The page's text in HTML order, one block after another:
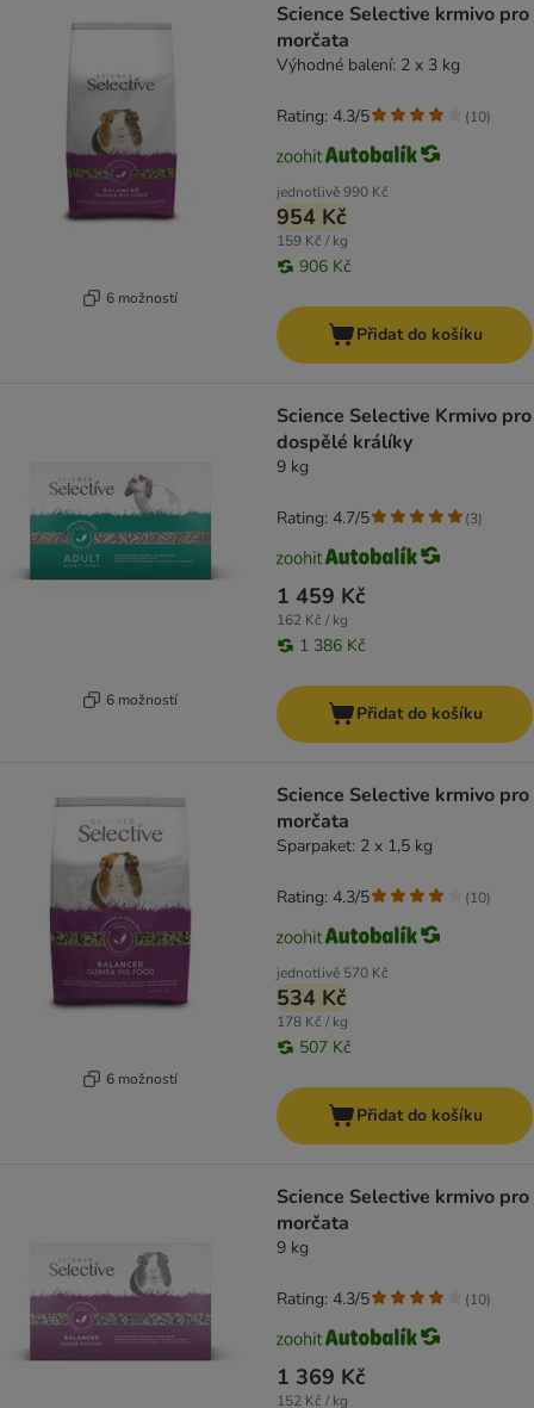
6 možností
Science Selective krmivo pro
morčata
Výhodné balení: 2 x 3 kg
jednotlivě990 Kč
954 Kč
159 Kč / kg
906 Kč
Rating: 4.3/5 (10)
Přidat do košíku
6 možností
Science Selective Krmivo pro
dospělé králíky
9 kg
1 459 Kč
162 Kč / kg
1 386 Kč
Rating: 4.7/5 (3)
Přidat do košíku
6 možností
Science Selective krmivo pro
morčata
Sparpaket: 2 x 1,5 kg
jednotlivě 570 Kč
534 Kč
178 Kč / kg
507 Kč
Rating: 4.3/5 (10)
Přidat do košíku
Science Selective krmivo pro
morčata
9 kg
1 369 Kč
152 Kč / kg
Rating: 4.3/5 (10)